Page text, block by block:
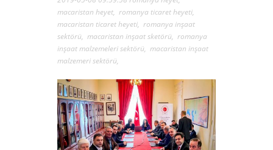
macaristan heyet, romanya ticaret heyeti,
macaristan ticaret heyeti, romanya inşaat
sektörü, macaristan inşaat sketörü, romanya
inşaat malzemeleri sektörü, macaristan inşaat
malzemeri sektörü,